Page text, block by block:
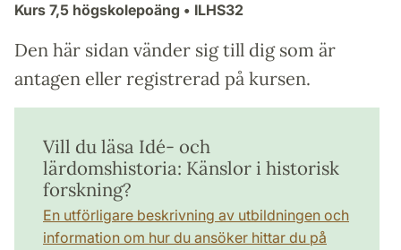
Kurs 7,5 högskolepoäng • ILHS32
Den här sidan vänder sig till dig som är
antagen eller registrerad på kursen.
Vill du läsa Idé- och
lärdomshistoria: Känslor i historisk
forskning?
En utförligare beskrivning av utbildningen och
information om hur du ansöker hittar du på